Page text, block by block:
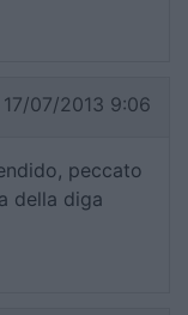
17/07/2013 9:06
peccato
della diga